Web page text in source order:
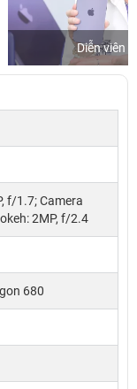
Diễn viên
f/1.7; Camera
2MP, f/2.4
680